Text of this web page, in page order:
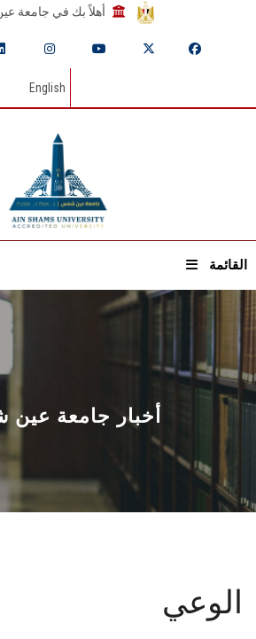
أهلاً بك في جامعة
English
القائمة
أخبار جامعة
الوعي